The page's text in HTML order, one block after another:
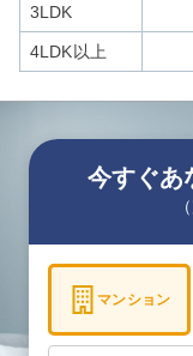
3LDK
4LDK以上
今すぐあ
マンション